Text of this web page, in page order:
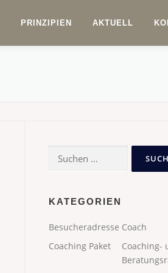
PRINZIPIEN AKTUELL
Suchen
nach:
KATEGORIEN
Besucheradresse Coach
Coaching Paket
Coaching-